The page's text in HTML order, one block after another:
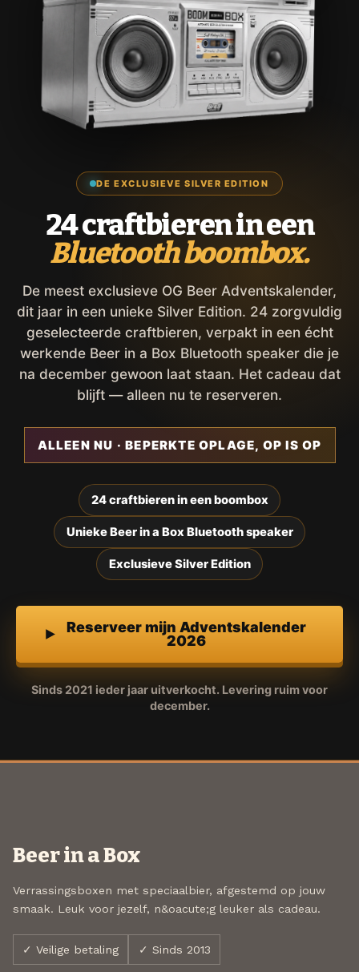
DE EXCLUSIEVE SILVER EDITION
24 craftbieren in een
Bluetooth boombox.
De meest exclusieve OG Beer Adventskalender,
dit jaar in een unieke Silver Edition. 24 zorgvuldig
geselecteerde craftbieren, verpakt in een écht
werkende Beer in a Box Bluetooth speaker die je
na december gewoon laat staan. Het cadeau dat
blijft — alleen nu te reserveren.
ALLEEN NU · BEPERKTE OPLAGE, OP IS OP
24 craftbieren in een boombox
Unieke Beer in a Box Bluetooth speaker
Exclusieve Silver Edition
Reserveer mijn Adventskalender
2026
Sinds 2021 ieder jaar uitverkocht. Levering ruim voor
december.
Beer in a Box
Verrassingsboxen met speciaalbier, afgestemd op jouw
smaak. Leuk voor jezelf, n&oacute;g leuker als cadeau.
✓ Veilige betaling ✓ Sinds 2013